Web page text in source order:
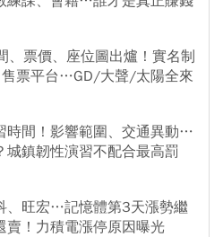
、票價、座位圖出爐！實名制
票平台…GD/大聲/太陽全來
時間！影響範圍、交通異動…
鎮韌性演習不配合最高罰
、旺宏…記憶體第3天漲勢繼
賣！力積電漲停原因曝光